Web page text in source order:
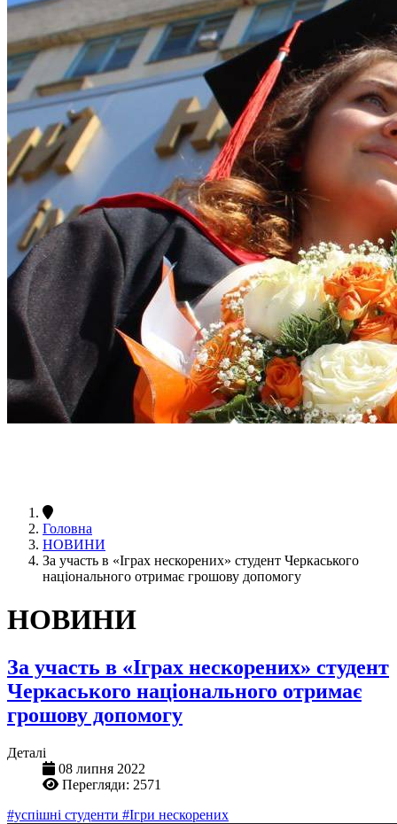
Головна
НОВИНИ
За участь в «Іграх нескорених» студент Черкаського
національного отримає грошову допомогу
НОВИНИ
За участь в «Іграх нескорених» студент
Черкаського національного отримає
грошову допомогу
Деталі
08 липня 2022
Перегляди: 2571
#успішні студенти #Ігри нескорених